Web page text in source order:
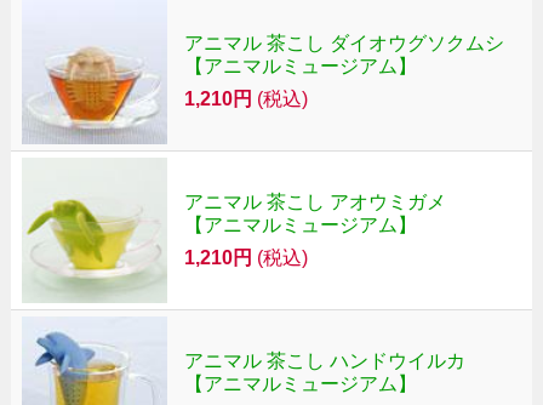
アニマル 茶こし ダイオウグソクムシ
【アニマルミュージアム】
1,210円 (税込)
アニマル 茶こし アオウミガメ
【アニマルミュージアム】
1,210円 (税込)
アニマル 茶こし ハンドウイルカ
【アニマルミュージアム】